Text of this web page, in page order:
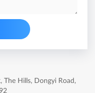
The Hills, Dongyi Road,